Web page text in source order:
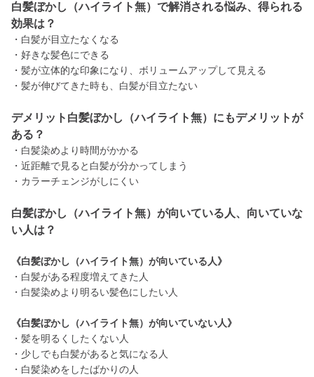
白髪ぼかし（ハイライト無）で解消される悩み、得られる
効果は？
・白髪が目立たなくなる
・好きな髪色にできる
・髪が立体的な印象になり、ボリュームアップして見える
・髪が伸びてきた時も、白髪が目立たない
デメリット白髪ぼかし（ハイライト無）にもデメリットが
ある？
・白髪染めより時間がかかる
・近距離で見ると白髪が分かってしまう
・カラーチェンジがしにくい
白髪ぼかし（ハイライト無）が向いている人、向いていな
い人は？
《白髪ぼかし（ハイライト無）が向いている人》
・白髪がある程度増えてきた人
・白髪染めより明るい髪色にしたい人
《白髪ぼかし（ハイライト無）が向いていない人》
・髪を明るくしたくない人
・少しでも白髪があると気になる人
・白髪染めをしたばかりの人